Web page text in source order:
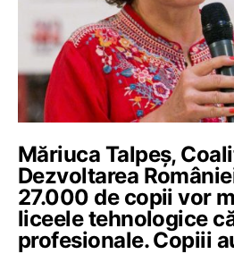
Măriuca Talpeș,
Dezvoltarea
27.000 de copii vor
liceele tehnologice
profesionale. Copiii